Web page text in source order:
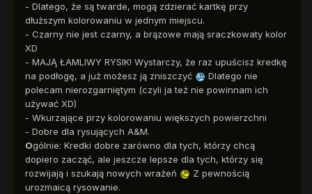
- Dlatego, że są twarde, mogą zdzierać kartkę przy
dłuższym kolorowaniu w jednym miejscu.
- Czarny nie jest czarny, a brązowe mają sraczkowaty kolor
XD
- MAJĄ ŁAMLIWY RYSIK! Wystarczy, że raz upuścisz kredkę
na podłogę, a już możesz ją zniszczyć
Dlatego nie
polecam nierozgarniętym (czyli ja też nie powinnam ich
używać XD)
- Wkurzające przy kolorowaniu większych powierzchni
- Dobre dla rysujących A&M.
Ogólnie: Kredki dobre zarówno dla tych, którzy chcą
dopiero zacząć, ale jeszcze lepsze dla tych, którzy się
rozwijają i szukają nowych wrażeń
Z pewnością
urozmaicą rysowanie.